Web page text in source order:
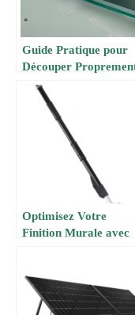
Guide Pratique pour
Découper
du Plexiglas
Optimisez Votre
Finition Murale avec